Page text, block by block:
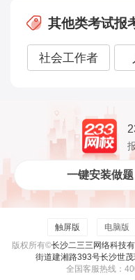
其他类考试报
社会工作者
一键安装做题
触屏版 电脑版
版权所有©长沙二三三网络科技
街道建湘路393号长沙世
全国客服热线：